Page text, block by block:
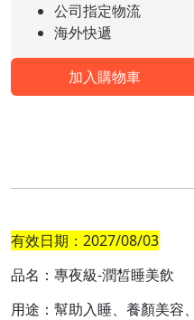
公司指定物流
海外快遞
加入購物車
有效日期：2027/08/03
品名：專夜級-潤皙睡美飲
用途：幫助入睡、養顏美容